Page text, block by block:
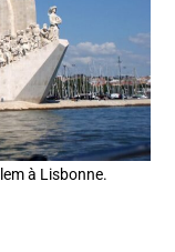
à Lisbonne.